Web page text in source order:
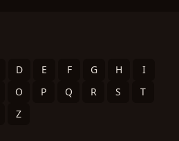
D E F G H
I
O P Q R S
T
Z